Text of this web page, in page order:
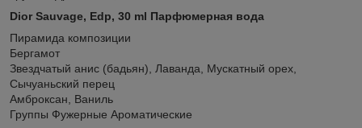
Dior Sauvage, Edp, 30 ml Парфюмерная вода
Пирамида композиции
Бергамот
Звездчатый анис (бадьян), Лаванда, Мускатный орех,
Сычуаньский перец
Амброксан, Ваниль
Группы Фужерные Ароматические